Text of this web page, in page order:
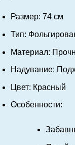
Размер: 74 см
Тип:
Материал:
Надувание:
Цвет: Красный
Особенности: